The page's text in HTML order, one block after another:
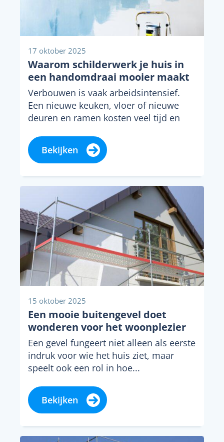
17 oktober 2025
Waarom schilderwerk je huis in
een handomdraai mooier maakt
Verbouwen is vaak arbeidsintensief.
Een nieuwe keuken, vloer of nieuwe
deuren en ramen kosten veel tijd en
Bekijken
15 oktober 2025
Een mooie buitengevel doet
wonderen voor het woonplezier
Een gevel fungeert niet alleen als eerste
indruk voor wie het huis ziet, maar
speelt ook een rol in hoe...
Bekijken